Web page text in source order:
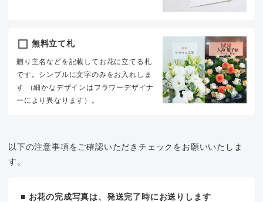
無料立て札
贈り主名などを記載してお花に立てる札
です。シンプルに文字のみをお入れしま
す （細かなデザインはフラワーデザイナ
ーにより異なります）。
以下の注意事項をご確認いただきチェックをお願いいたしま
す。
■ お花の完成写真は、発送完了時にお送りします